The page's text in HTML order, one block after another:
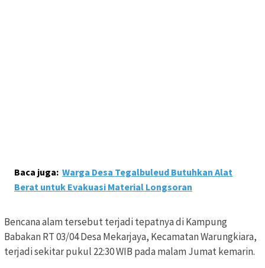
Baca juga: Warga Desa Tegalbuleud Butuhkan Alat
Berat untuk Evakuasi Material Longsoran
Bencana alam tersebut terjadi tepatnya di Kampung
Babakan RT 03/04 Desa Mekarjaya, Kecamatan Warungkiara,
terjadi sekitar pukul 22:30 WIB pada malam Jumat kemarin.